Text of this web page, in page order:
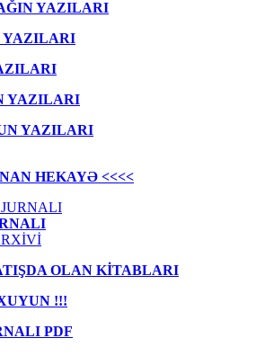
YAZILARI
YAZILARI
YAZILARI
YAZILARI
HEKAYƏ <<<<
OLAN KİTABLARI
!!!
PDF